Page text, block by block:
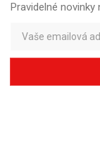
Pravidelné novinky